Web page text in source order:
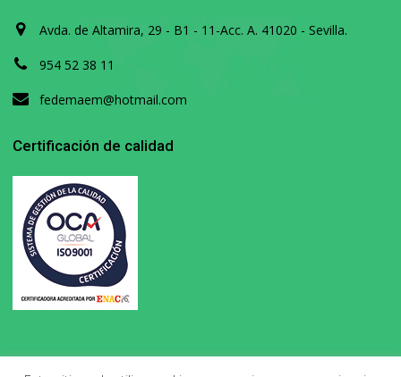
Avda. de Altamira, 29 - B1 - 11-Acc. A. 41020 - Sevilla.
954 52 38 11
fedemaem@hotmail.com
Certificación de calidad